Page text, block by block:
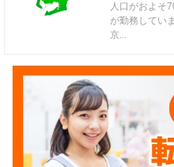
人口がおよそ
が勤務してい
京...